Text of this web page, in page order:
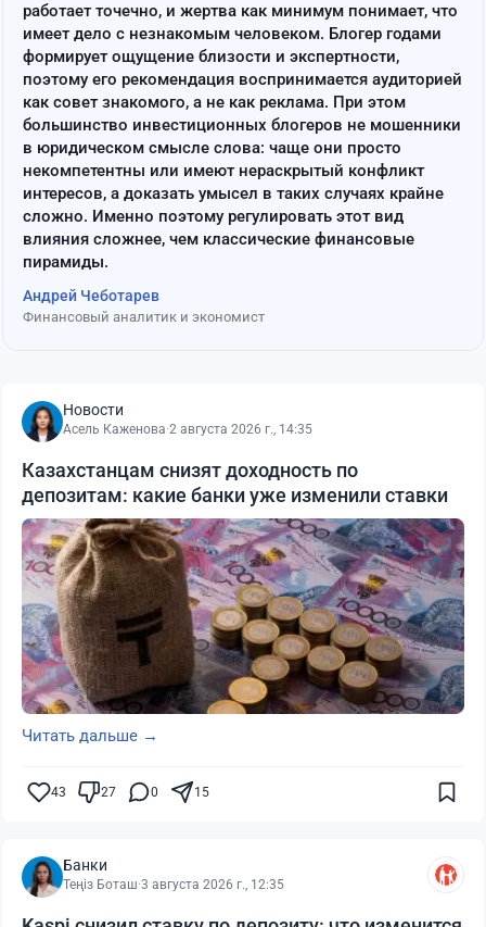
работает точечно, и жертва как минимум понимает, что
имеет дело с незнакомым человеком. Блогер годами
формирует ощущение близости и экспертности,
поэтому его рекомендация воспринимается аудиторией
как совет знакомого, а не как реклама. При этом
большинство инвестиционных блогеров не мошенники
в юридическом смысле слова: чаще они просто
некомпетентны или имеют нераскрытый конфликт
интересов, а доказать умысел в таких случаях крайне
сложно. Именно поэтому регулировать этот вид
влияния сложнее, чем классические финансовые
пирамиды.
Андрей Чеботарев
Финансовый аналитик и экономист
Новости
Асель Каженова·2 августа 2026 г., 14:35
Казахстанцам снизят доходность по
депозитам: какие банки уже изменили ставки
Читать дальше →
43 27 0 15
Банки
Теңіз Боташ·3 августа 2026 г., 12:35